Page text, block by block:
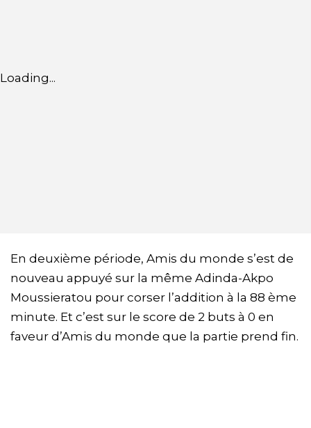
Loading...
En deuxième période, Amis du monde s’est de
nouveau appuyé sur la même Adinda-Akpo
Moussieratou pour corser l’addition à la 88 ème
minute. Et c’est sur le score de 2 buts à 0 en
faveur d’Amis du monde que la partie prend fin.